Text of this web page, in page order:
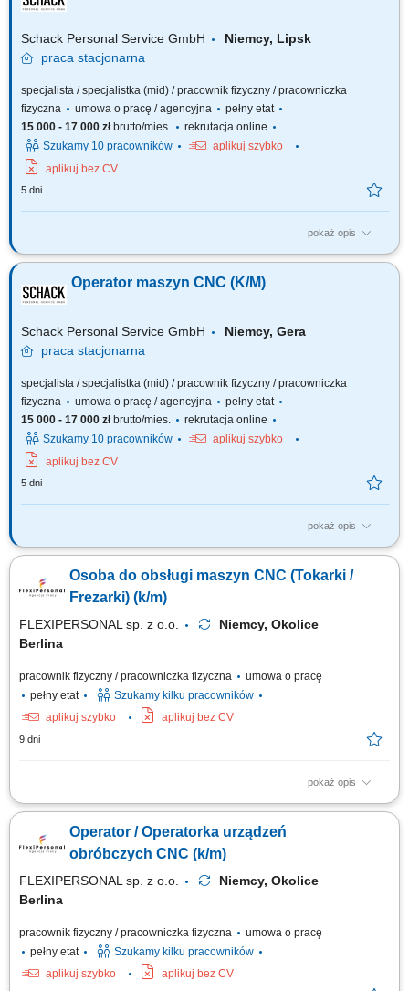
rysunkiem technicznym i normami. Wykonywanie bieżących korekt i
Schack Personal Service GmbH
Niemcy, Lipsk
praca stacjonarna
specjalista / specjalistka (mid) / pracownik fizyczny / pracowniczka
fizyczna
umowa o pracę / agencyjna
pełny etat
15 000 - 17 000 złbrutto/mies.
rekrutacja online
Szukamy 10 pracowników
aplikuj szybko
aplikuj bez CV
5 dni
pokaż opis
Opis stanowiska: Samodzielna obsługa i nadzór nad pracą maszyn CNC
procesu produkcji. Kontrola jakości wykonanych elementów zgodnie z
rysunkiem technicznym i normami. Wykonywanie bieżących korekt i
Operator maszyn CNC (K/M)
Schack Personal Service GmbH
Niemcy, Gera
praca stacjonarna
specjalista / specjalistka (mid) / pracownik fizyczny / pracowniczka
fizyczna
umowa o pracę / agencyjna
pełny etat
15 000 - 17 000 złbrutto/mies.
rekrutacja online
Szukamy 10 pracowników
aplikuj szybko
aplikuj bez CV
5 dni
pokaż opis
Opis stanowiska: Samodzielna obsługa i nadzór nad pracą maszyn CNC
procesu produkcji. Kontrola jakości wykonanych elementów zgodnie z
rysunkiem technicznym i normami. Wykonywanie bieżących korekt i
Osoba do obsługi maszyn CNC (Tokarki /
Frezarki) (k/m)
FLEXIPERSONAL sp. z o.o.
Niemcy, Okolice
Berlina
pracownik fizyczny / pracowniczka fizyczna
umowa o pracę
pełny etat
Szukamy kilku pracowników
aplikuj szybko
aplikuj bez CV
9 dni
pokaż opis
Opis stanowiska: Bieżąca obsługa tokarek lub frezarek numerycznych w
produkcyjnych bez konieczności ich pisania; Sprawne mocowanie
materiału oraz ustawianie półfabrykatów w przestrzeni roboczej;
Operator / Operatorka urządzeń
obróbczych CNC (k/m)
FLEXIPERSONAL sp. z o.o.
Niemcy, Okolice
Berlina
pracownik fizyczny / pracowniczka fizyczna
umowa o pracę
pełny etat
Szukamy kilku pracowników
aplikuj szybko
aplikuj bez CV